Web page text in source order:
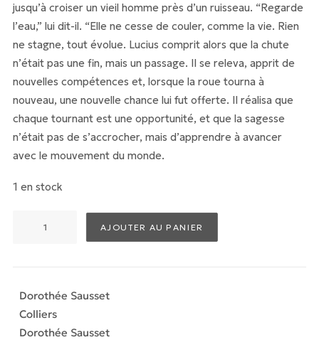
jusqu’à croiser un vieil homme près d’un ruisseau. “Regarde
l’eau,” lui dit-il. “Elle ne cesse de couler, comme la vie. Rien
ne stagne, tout évolue. Lucius comprit alors que la chute
n’était pas une fin, mais un passage. Il se releva, apprit de
nouvelles compétences et, lorsque la roue tourna à
nouveau, une nouvelle chance lui fut offerte. Il réalisa que
chaque tournant est une opportunité, et que la sagesse
n’était pas de s’accrocher, mais d’apprendre à avancer
avec le mouvement du monde.
1 en stock
wheel
AJOUTER AU PANIER
Dorothée Sausset
Colliers
Dorothée Sausset